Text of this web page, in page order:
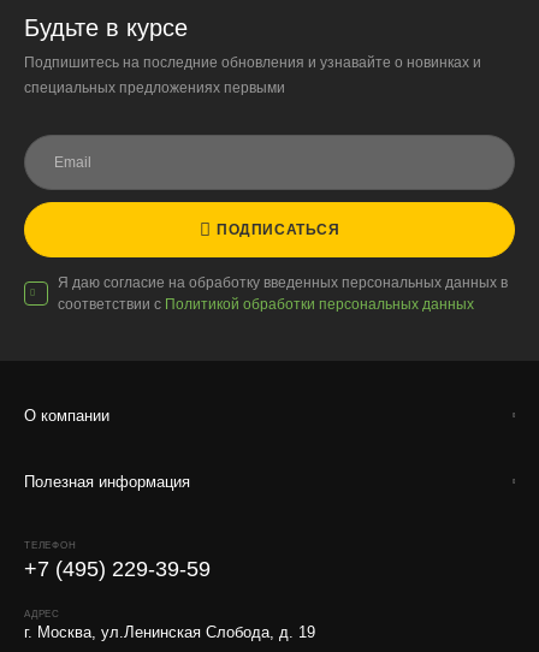
Будьте в курсе
Подпишитесь на последние обновления и узнавайте о новинках и
специальных предложениях первыми
ПОДПИСАТЬСЯ
Я даю согласие на обработку введенных персональных данных в
соответствии с Политикой обработки персональных данных
О компании
Полезная информация
ТЕЛЕФОН
+7 (495) 229-39-59
АДРЕС
г. Москва, ул.Ленинская Слобода, д. 19